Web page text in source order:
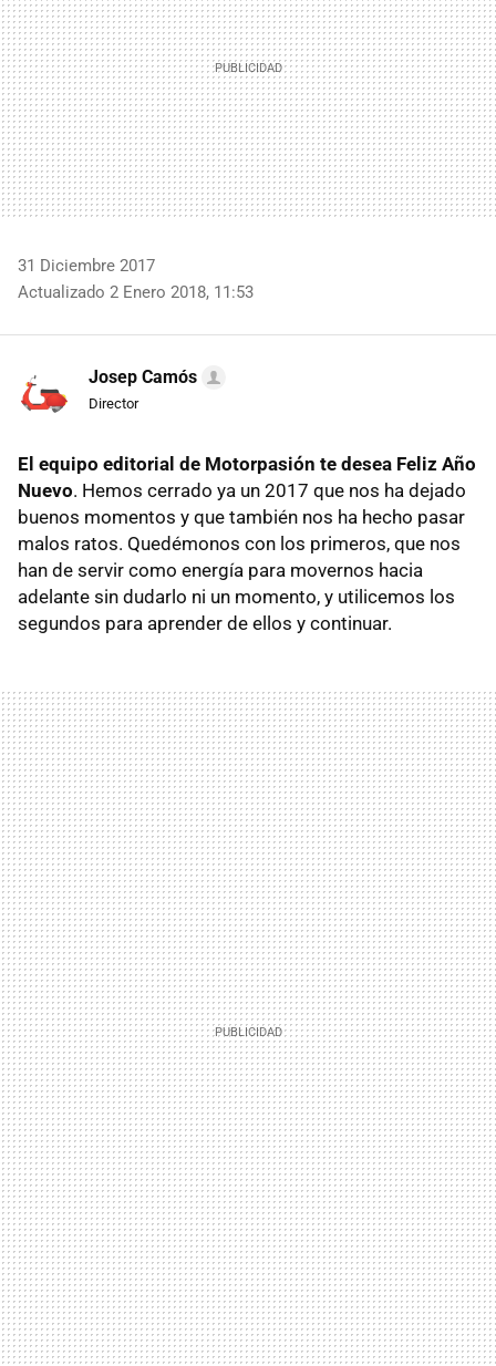
31 Diciembre 2017
Actualizado 2 Enero 2018, 11:53
Josep Camós
Director
El equipo editorial de Motorpasión te desea Feliz Año
Nuevo. Hemos cerrado ya un 2017 que nos ha dejado
buenos momentos y que también nos ha hecho pasar
malos ratos. Quedémonos con los primeros, que nos
han de servir como energía para movernos hacia
adelante sin dudarlo ni un momento, y utilicemos los
segundos para aprender de ellos y continuar.